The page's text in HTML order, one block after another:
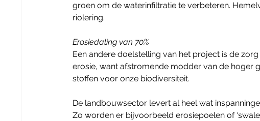
groen om de waterinfiltratie te verbeteren.
riolering.
Erosiedaling van 70%
Een andere doelstelling van het project is de
erosie, want afstromende modder van de hoger
stoffen voor onze biodiversiteit.
De landbouwsector levert al heel wat
​Zo worden er bijvoorbeeld erosiepoelen of